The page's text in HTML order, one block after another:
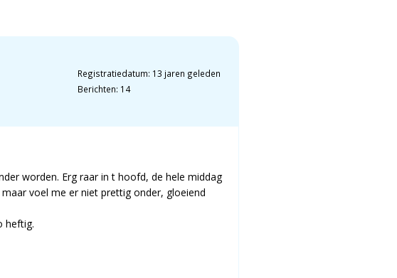
Registratiedatum: 13 jaren geleden
Berichten: 14
worden. Erg raar in t hoofd, de hele middag
voel me er niet prettig onder, gloeiend
heftig.